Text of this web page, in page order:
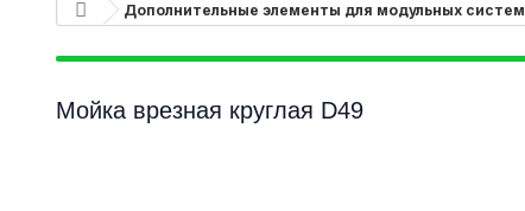
Дополнительные элементы для модульных систем
Мойка врезная круглая D49